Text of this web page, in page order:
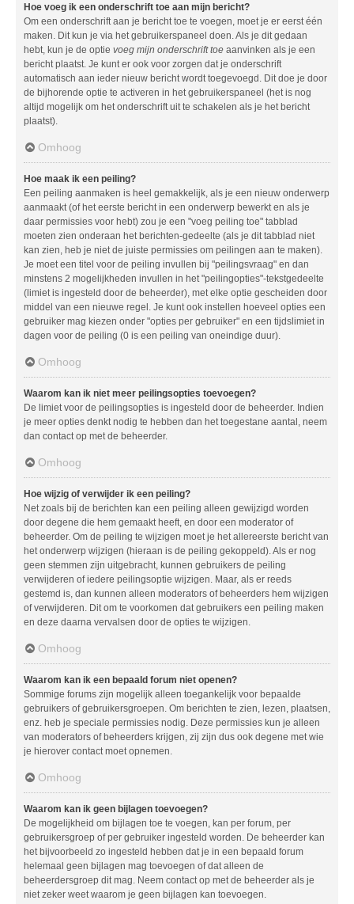
Hoe voeg ik een onderschrift toe aan mijn bericht?
Om een onderschrift aan je bericht toe te voegen, moet je er eerst één
maken. Dit kun je via het gebruikerspaneel doen. Als je dit gedaan
hebt, kun je de optie voeg mijn onderschrift toe aanvinken als je een
bericht plaatst. Je kunt er ook voor zorgen dat je onderschrift
automatisch aan ieder nieuw bericht wordt toegevoegd. Dit doe je door
de bijhorende optie te activeren in het gebruikerspaneel (het is nog
altijd mogelijk om het onderschrift uit te schakelen als je het bericht
plaatst).
Omhoog
Hoe maak ik een peiling?
Een peiling aanmaken is heel gemakkelijk, als je een nieuw onderwerp
aanmaakt (of het eerste bericht in een onderwerp bewerkt en als je
daar permissies voor hebt) zou je een "voeg peiling toe" tabblad
moeten zien onderaan het berichten-gedeelte (als je dit tabblad niet
kan zien, heb je niet de juiste permissies om peilingen aan te maken).
Je moet een titel voor de peiling invullen bij "peilingsvraag" en dan
minstens 2 mogelijkheden invullen in het "peilingopties"-tekstgedeelte
(limiet is ingesteld door de beheerder), met elke optie gescheiden door
middel van een nieuwe regel. Je kunt ook instellen hoeveel opties een
gebruiker mag kiezen onder "opties per gebruiker" en een tijdslimiet in
dagen voor de peiling (0 is een peiling van oneindige duur).
Omhoog
Waarom kan ik niet meer peilingsopties toevoegen?
De limiet voor de peilingsopties is ingesteld door de beheerder. Indien
je meer opties denkt nodig te hebben dan het toegestane aantal, neem
dan contact op met de beheerder.
Omhoog
Hoe wijzig of verwijder ik een peiling?
Net zoals bij de berichten kan een peiling alleen gewijzigd worden
door degene die hem gemaakt heeft, en door een moderator of
beheerder. Om de peiling te wijzigen moet je het allereerste bericht van
het onderwerp wijzigen (hieraan is de peiling gekoppeld). Als er nog
geen stemmen zijn uitgebracht, kunnen gebruikers de peiling
verwijderen of iedere peilingsoptie wijzigen. Maar, als er reeds
gestemd is, dan kunnen alleen moderators of beheerders hem wijzigen
of verwijderen. Dit om te voorkomen dat gebruikers een peiling maken
en deze daarna vervalsen door de opties te wijzigen.
Omhoog
Waarom kan ik een bepaald forum niet openen?
Sommige forums zijn mogelijk alleen toegankelijk voor bepaalde
gebruikers of gebruikersgroepen. Om berichten te zien, lezen, plaatsen,
enz. heb je speciale permissies nodig. Deze permissies kun je alleen
van moderators of beheerders krijgen, zij zijn dus ook degene met wie
je hierover contact moet opnemen.
Omhoog
Waarom kan ik geen bijlagen toevoegen?
De mogelijkheid om bijlagen toe te voegen, kan per forum, per
gebruikersgroep of per gebruiker ingesteld worden. De beheerder kan
het bijvoorbeeld zo ingesteld hebben dat je in een bepaald forum
helemaal geen bijlagen mag toevoegen of dat alleen de
beheerdersgroep dit mag. Neem contact op met de beheerder als je
niet zeker weet waarom je geen bijlagen kan toevoegen.